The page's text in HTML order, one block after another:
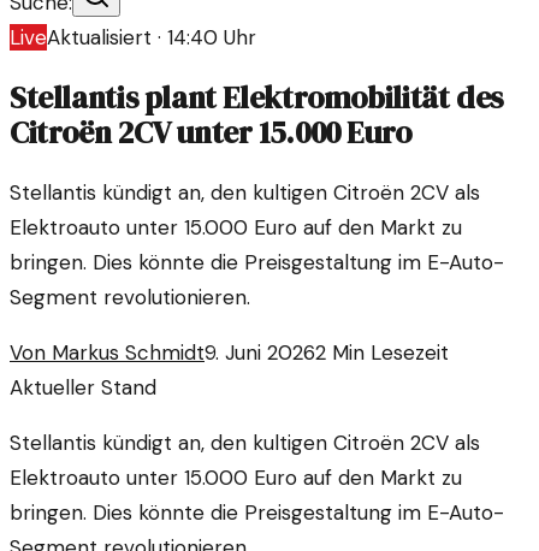
LiveAktualisiert · 14:40 Uhr
Stellantis plant Elektromobilität des
Citroën 2CV unter 15.000 Euro
Stellantis kündigt an, den kultigen Citroën 2CV als
Elektroauto unter 15.000 Euro auf den Markt zu
bringen. Dies könnte die Preisgestaltung im E-Auto-
Segment revolutionieren.
Von Markus Schmidt9. Juni 20262 Min Lesezeit
Aktueller Stand
Stellantis kündigt an, den kultigen Citroën 2CV als
Elektroauto unter 15.000 Euro auf den Markt zu
bringen. Dies könnte die Preisgestaltung im E-Auto-